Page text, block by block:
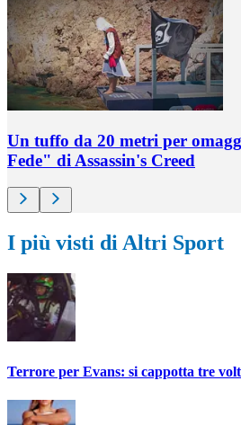
Un tuffo da 20 metri per
Fede" di Assassin's Creed
I più visti di Altri Sport
Terrore per Evans: si cappotta tre